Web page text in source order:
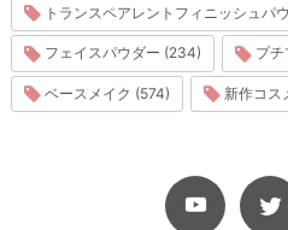
トランスペアレントフィニッシュパ
フェイスパウダー (234) プチ
ベースメイク (574) 新作コス